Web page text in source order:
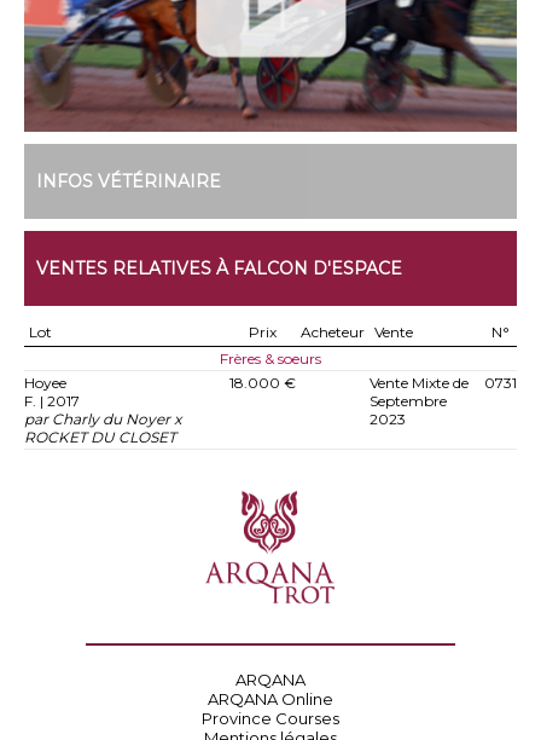
INFOS VÉTÉRINAIRE
VENTES RELATIVES À FALCON D'ESPACE
Lot Prix Acheteur Vente
N°
Frères & soeurs
Hoyee
F. | 2017
par Charly du Noyer x
ROCKET DU CLOSET
18.000 €
Vente Mixte de
Septembre
2023
0731
ARQANA
ARQANA Online
Province Courses